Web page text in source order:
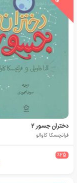
دختران جسور 2
فرانچسکا کاوالو
٪25